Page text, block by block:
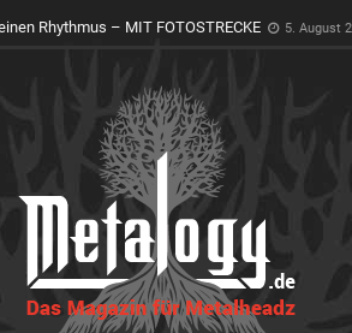
zum Leben 4. August 2026